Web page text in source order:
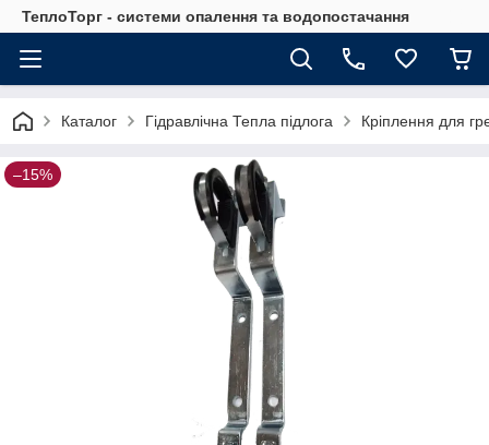
ТеплоТорг - системи опалення та водопостачання
Каталог Гідравлічна Тепла підлога Кріплення для
–15%